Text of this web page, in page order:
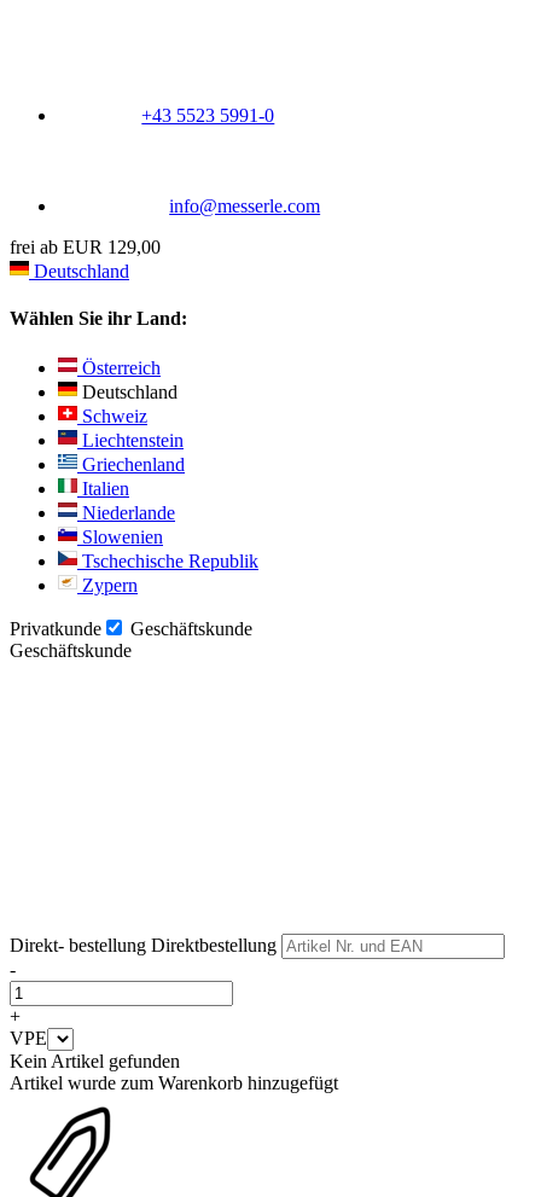
+43 5523 5991-0
info@messerle.com
frei ab EUR 129,00
Deutschland
Wählen Sie ihr Land:
Österreich
Deutschland
Schweiz
Liechtenstein
Griechenland
Italien
Niederlande
Slowenien
Tschechische Republik
Zypern
Privatkunde
Geschäftskunde
Geschäftskunde
Direkt- bestellung Direktbestellung
-
+
VPE
Kein Artikel gefunden
Artikel wurde zum Warenkorb hinzugefügt